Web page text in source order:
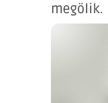
megölik.